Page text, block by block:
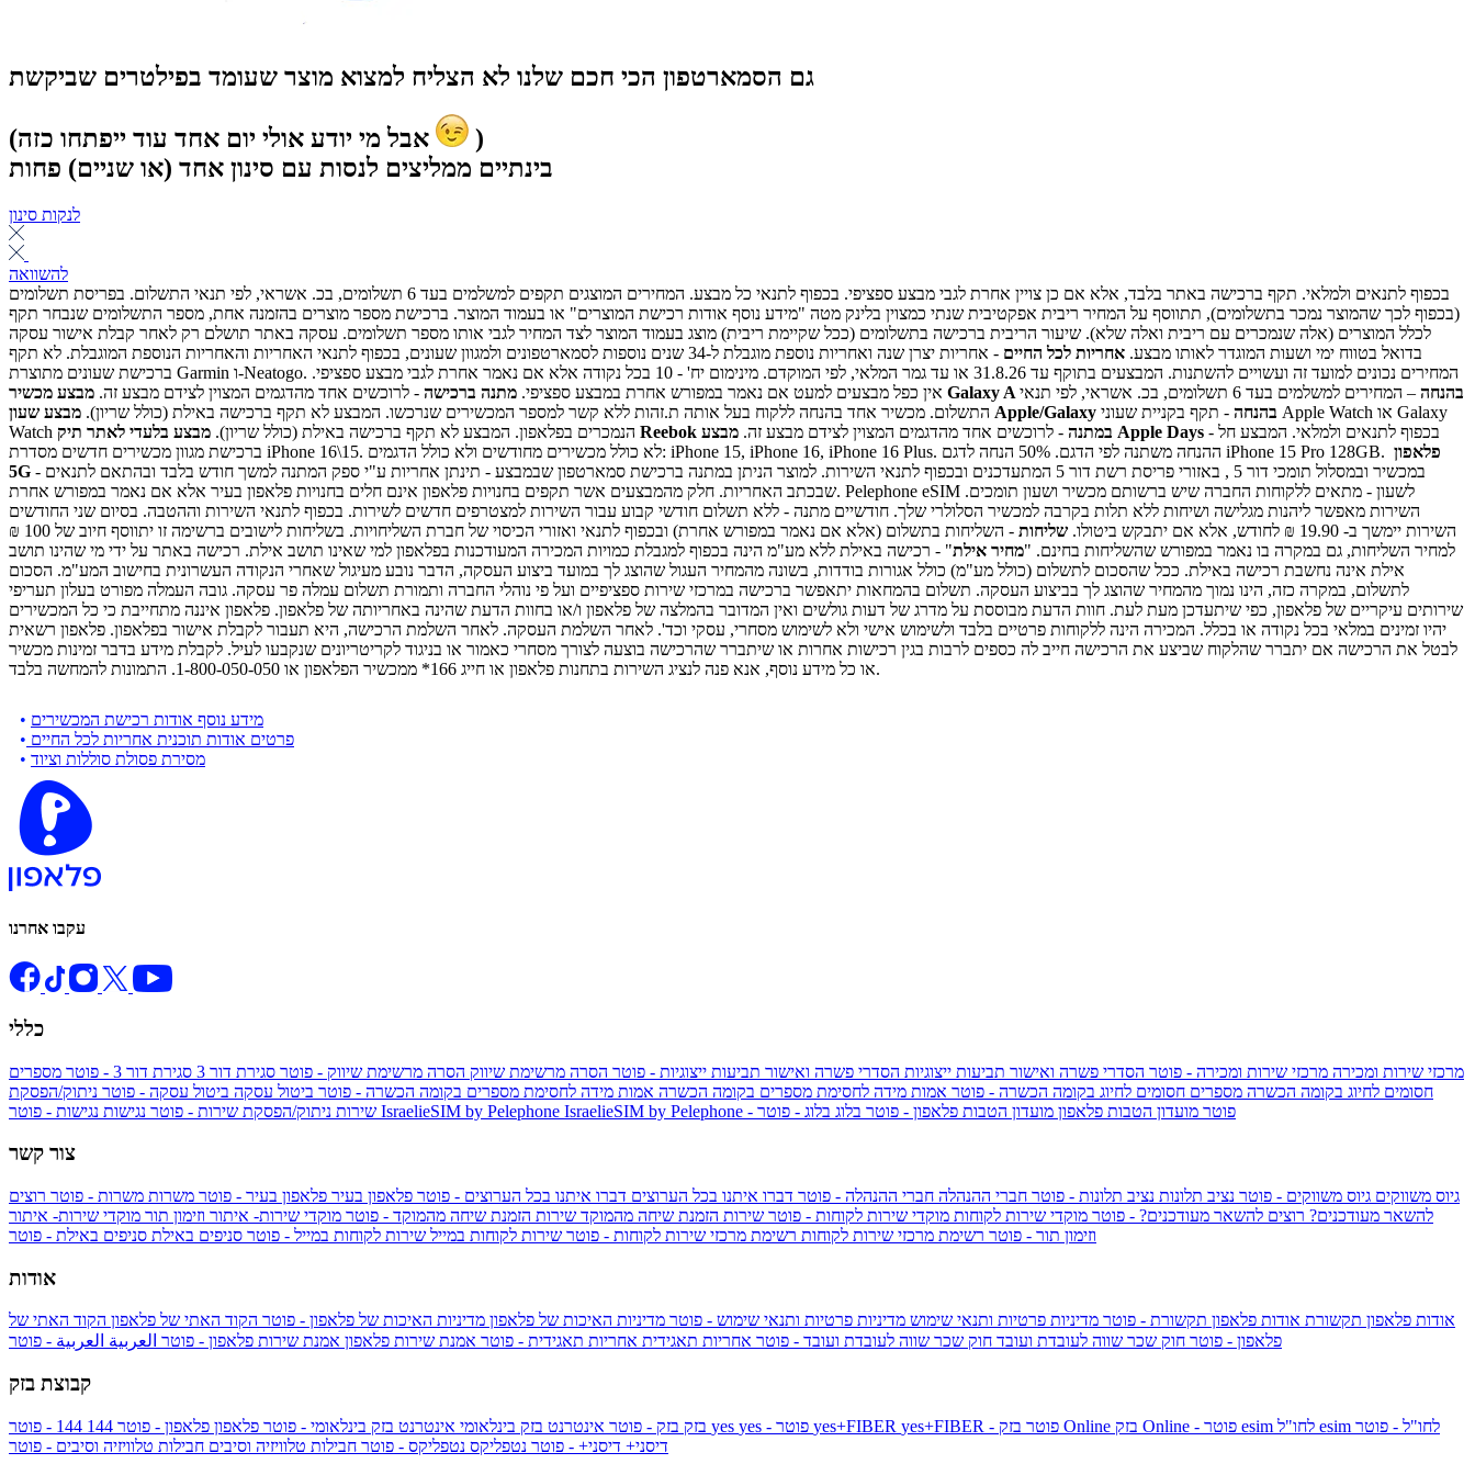
גם הסמארטפון הכי חכם שלנו לא הצליח למצוא מוצר שעומד בפילטרים שביקשת
)
בינתיים ממליצים לנסות עם סינון אחד (או שניים) פחות
לנקות סינון
להשוואה
בכפוף לתנאים ולמלאי. תקף ברכישה באתר בלבד, אלא אם כן צויין אחרת לגבי מבצע ספציפי. בכפוף לתנאי כל מבצע. המחירים המוצגים תקפים למשלמים בעד 6 תשלומים, בכ. אשראי, לפי תנאי התשלום. בפריסת תשלומים
(בכפוף לכך שהמוצר נמכר בתשלומים), תתווסף על המחיר ריבית אפקטיבית שנתי כמצוין בלינק מטה "מידע נוסף אודות רכישת המוצרים" או בעמוד המוצר. ברכישת מספר מוצרים בהזמנה אחת, מספר התשלומים שנבחר תקף
לכלל המוצרים (אלה שנמכרים עם ריבית ואלה שלא). שיעור הריבית ברכישה בתשלומים (ככל שקיימת ריבית) מוצג בעמוד המוצר לצד המחיר לגבי אותו מספר תשלומים. עסקה באתר תושלם רק לאחר קבלת אישור עסקה
בדואל בטווח ימי ושעות המוגדר לאותו מבצע. אחריות לכל החיים
- אחריות יצרן שנה ואחריות נוספת מוגבלת ל-34 שנים נוספות לסמארטפונים ולמגוון שעונים, בכפוף לתנאי האחריות והאחריות הנוספת המוגבלת. לא תקף
ברכישת שעונים מתוצרת Garmin ו-Neatogo. המחירים נכונים למועד זה ועשויים להשתנות. המבצעים בתוקף עד 31.8.26 או עד גמר המלאי, לפי המוקדם. מינימום יח' - 10 בכל נקודה אלא אם נאמר אחרת לגבי מבצע ספציפי.
אין כפל מבצעים למעט אם נאמר במפורש אחרת במבצע ספציפי. מתנה ברכישה - לרוכשים אחד מהדגמים המצוין לצידם מבצע זה. מבצע מכשיר Galaxy A בהנחה
– המחירים למשלמים בעד 6 תשלומים, בכ. אשראי, לפי תנאי
התשלום. מכשיר אחד בהנחה ללקוח בעל אותה ת.זהות ללא קשר למספר המכשירים שנרכשו. המבצע לא תקף ברכישה באילת (כולל שריון).
מבצע שעון Apple/Galaxy בהנחה - תקף בקניית שעוני Apple Watch או Galaxy
Watch הנמכרים בפלאפון. המבצע לא תקף ברכישה באילת (כולל שריון).
מבצע בלעדי לאתר תיק Reebok במתנה - לרוכשים אחד מהדגמים המצוין לצידם מבצע זה. מבצע Apple Days - בכפוף לתנאים ולמלאי. המבצע חל
ברכישת מגוון מכשירים חדשים מסדרת iPhone 16\15. לא כולל מכשירים מחודשים ולא כולל הדגמים: iPhone 15, iPhone 16, iPhone 16 Plus. ההנחה משתנה לפי הדגם. 50% הנחה לדגם iPhone 15 Pro 128GB. פלאפון
5G - במכשיר ובמסלול תומכי דור 5 , באזורי פריסת רשת דור 5 המתעדכנים ובכפוף לתנאי השירות. למוצר הניתן במתנה ברכישת סמארטפון שבמבצע - תינתן אחריות ע"י ספק המתנה למשך חודש בלבד ובהתאם לתנאים
שבכתב האחריות. חלק מהמבצעים אשר תקפים בחנויות פלאפון אינם חלים בחנויות פלאפון בעיר אלא אם נאמר במפורש אחרת. Pelephone eSIM לשעון - מתאים ללקוחות החברה שיש ברשותם מכשיר ושעון תומכים.
השירות מאפשר ליהנות מגלישה ושיחות ללא תלות בקרבה למכשיר הסלולרי שלך. חודשיים מתנה - ללא תשלום חודשי קבוע עבור השירות למצטרפים חדשים לשירות. בכפוף לתנאי השירות וההטבה. בסיום שני החודשים
השירות יימשך ב- 19.90 ₪ לחודש, אלא אם יתבקש ביטולו.
שליחות
- השליחות בתשלום (אלא אם נאמר במפורש אחרת) ובכפוף לתנאי ואזורי הכיסוי של חברת השליחויות. בשליחות לישובים ברשימה זו יתווסף חיוב של 100 ₪
למחיר השליחות, גם במקרה בו נאמר במפורש שהשליחות בחינם. "מחיר אילת" - רכישה באילת ללא מע"מ הינה בכפוף למגבלת כמויות המכירה המעודכנות בפלאפון למי שאינו תושב אילת. רכישה באתר על ידי מי שהינו תושב
אילת אינה נחשבת רכישה באילת. ככל שהסכום לתשלום (כולל מע"מ) כולל אגורות בודדות, בשונה מהמחיר העגול שהוצג לך במועד ביצוע העסקה, הדבר נובע מעיגול שאחרי הנקודה העשרונית בחישוב המע"מ. הסכום
לתשלום, במקרה כזה, הינו נמוך מהמחיר שהוצג לך בביצוע העסקה. תשלום בהמחאות יתאפשר ברכישה במרכזי שירות ספציפיים ועל פי נוהלי החברה ותמורת תשלום עמלה פר עסקה. גובה העמלה מפורט בעלון תעריפי
שירותים עיקריים של פלאפון, כפי שיתעדכן מעת לעת. חוות הדעת מבוססת על מדרג של דעות גולשים ואין המדובר בהמלצה של פלאפון ו/או בחוות הדעת שהינה באחריותה של פלאפון. פלאפון איננה מתחייבת כי כל המכשירים
יהיו זמינים במלאי בכל נקודה או בכלל. המכירה הינה ללקוחות פרטיים בלבד ולשימוש אישי ולא לשימוש מסחרי, עסקי וכד'. לאחר השלמת העסקה. לאחר השלמת הרכישה, היא תעבור לקבלת אישור בפלאפון. פלאפון רשאית
לבטל את הרכישה אם יתברר שהלקוח שביצע את הרכישה חייב לה כספים לרבות בגין רכישות אחרות או שיתברר שהרכישה בוצעה לצורך מסחרי כאמור או בניגוד לקריטריונים שנקבעו לעיל. לקבלת מידע בדבר זמינות מכשיר
או כל מידע נוסף, אנא פנה לנציג השירות בתחנות פלאפון או חייג 166* ממכשיר הפלאפון או 1-800-050-050. התמונות להמחשה בלבד.
• מידע נוסף אודות רכישת המכשירים
• פרטים אודות תוכנית אחריות לכל החיים
• מסירת פסולת סוללות וציוד
עקבו אחרנו
כללי
מרכזי שירות ומכירה מרכזי שירות ומכירה - פוטר הסדרי פשרה ואישור תביעות ייצוגיות הסדרי פשרה ואישור תביעות ייצוגיות - פוטר הסרה מרשימת שיווק הסרה מרשימת שיווק - פוטר סגירת דור 3 סגירת דור 3 - פוטר
מספרים
חסומים לחיוג בקומה הכשרה מספרים חסומים לחיוג בקומה הכשרה - פוטר אמות מידה לחסימת מספרים בקומה הכשרה אמות מידה לחסימת מספרים בקומה הכשרה - פוטר ביטול עסקה ביטול עסקה - פוטר ניתוק/הפסקת
שירות ניתוק/הפסקת שירות - פוטר נגישות IsraelieSIM by Pelephone IsraelieSIM by Pelephone - פוטר מועדון הטבות פלאפון מועדון הטבות פלאפון - פוטר בלוג בלוג - פוטר
צור קשר
גיוס משווקים גיוס משווקים - פוטר נציב תלונות נציב תלונות - פוטר חברי ההנהלה חברי ההנהלה - פוטר דברו איתנו בכל הערוצים דברו איתנו בכל הערוצים - פוטר פלאפון בעיר פלאפון בעיר - פוטר משרות משרות - פוטר רוצים
להשאר מעודכנים? רוצים להשאר מעודכנים? - פוטר מוקדי שירות לקוחות מוקדי שירות לקוחות - פוטר שירות הזמנת שיחה מהמוקד שירות הזמנת שיחה מהמוקד - פוטר מוקדי שירות- איתור וזימון תור מוקדי שירות- איתור
וזימון תור - פוטר רשימת מרכזי שירות לקוחות רשימת מרכזי שירות לקוחות - פוטר שירות לקוחות במייל שירות לקוחות במייל - פוטר סניפים באילת סניפים באילת - פוטר
אודות
אודות פלאפון תקשורת אודות פלאפון תקשורת - פוטר מדיניות פרטיות ותנאי שימוש מדיניות פרטיות ותנאי שימוש - פוטר מדיניות האיכות של פלאפון מדיניות האיכות של פלאפון - פוטר הקוד האתי של פלאפון הקוד האתי של
פלאפון - פוטר חוק שכר שווה לעובדת ועובד חוק שכר שווה לעובדת ועובד - פוטר אחריות תאגידית אחריות תאגידית - פוטר אמנת שירות פלאפון אמנת שירות פלאפון - פוטר العربية العربية - פוטר
קבוצת בזק
בזק בזק - פוטר אינטרנט בזק בינלאומי אינטרנט בזק בינלאומי - פוטר פלאפון פלאפון - פוטר 144 yes yes+FIBER yes+FIBER - פוטר בזק Online
esim לחו"ל - פוטר
דיסני+ דיסני+ - פוטר נטפליקס נטפליקס - פוטר חבילות טלוויזיה וסיבים חבילות טלוויזיה וסיבים - פוטר